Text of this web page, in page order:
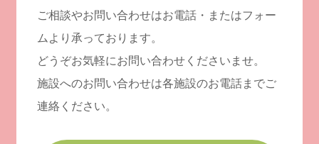
ご相談やお問い合わせはお電話・またはフォー
ムより承っております。
どうぞお気軽にお問い合わせくださいませ。
施設へのお問い合わせは各施設のお電話までご
連絡ください。